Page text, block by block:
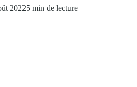
20225 min de lecture